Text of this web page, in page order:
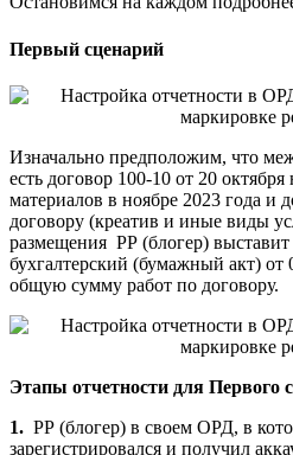
Первый сценарий
Изначально предположим, что
есть договор 100-10 от 20
материалов в ноябре 2023 года и
договору (креатив и иные виды
размещения РР (блогер) выставит
бухгалтерский (бумажный акт) от
общую сумму работ по договору.
Этапы отчетности для Первого
1. РР (блогер) в своем ОРД, в
зарегистрировался и получил